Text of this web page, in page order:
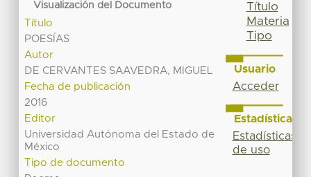
Visualización del Documento
Título
POESÍAS
Autor
DE CERVANTES SAAVEDRA, MIGUEL
Fecha de publicación
2016
Editor
Universidad Autónoma del Estado de
México
Tipo de documento
Título
Materia
Tipo
Usuario
Acceder
Estadísticas
Estadísticas
de uso